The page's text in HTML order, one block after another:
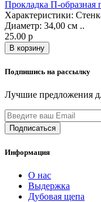
Прокладка П-образная
Характеристики:
Диаметр: 34,00 см ..
25.00 р
В корзину
Подпишись на рассылку
Лучшие предложения
Информация
О нас
Выдержка
Дубовая щепа